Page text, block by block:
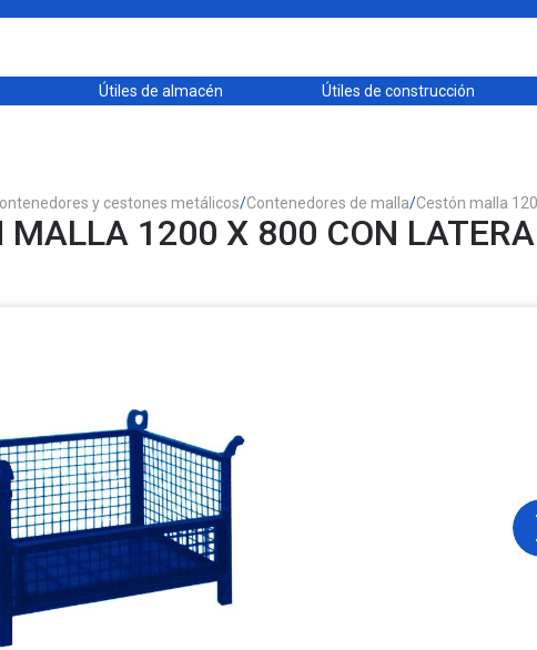
Útiles de almacén Útiles de construcción
y cestones metálicos/Contenedores de malla/Cestón malla
MALLA 1200 X 800 CON